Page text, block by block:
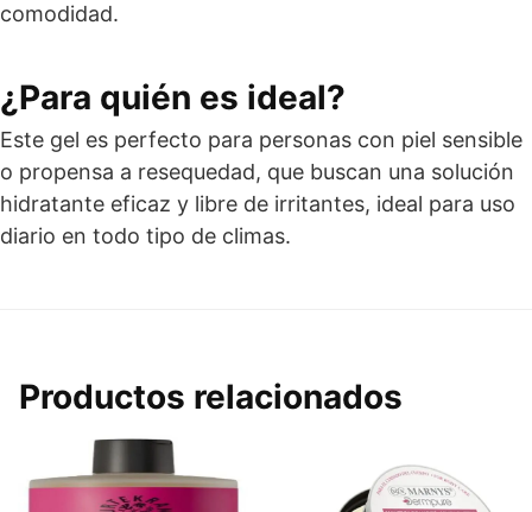
comodidad.
¿Para quién es ideal?
Este gel es perfecto para personas con piel sensible
o propensa a resequedad, que buscan una solución
hidratante eficaz y libre de irritantes, ideal para uso
diario en todo tipo de climas.
Productos relacionados